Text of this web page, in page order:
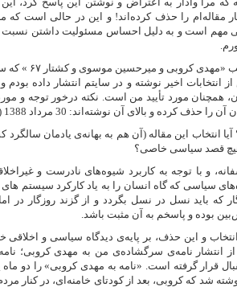
مقاله‌ام را حذف کرده‌اند! و این در حالی است که
مهم است و به دلیل احساس مسئولیت داشتن نسبت
«مهدی کروبی و میرحسین موسوی و کشتار ۶۷
انتخابات اخیر نوشته و در سایتم انتشار داده
را حذف کرده و بالای آن نوشته‌اند: 30 مرداد 1388 (یعنی تاریخ ثبت در سایت خودشان)!
قصد سیاسی خاصی؟
و با توجه به کاربرد شیوه‌های نادرست و
سیاسی که گاه انسان را به یاد کارکرد سیستم
که باید نسل در نسل بگردد و از گزند روزگار در
بوده و پاسخم به آن مثبت باشد.
انتخاب و این حذف، بر پایه‌ی دیدگاه سیاسی و
انتشار نامه‌‌ی سرگشاده‌ی من به مهدی کروبی؛
قرار گرفته است. «نامه به مهدی کروبی» را دو ماه
شد که کروبی، بعد از کودتای خامنه‌ای، در کنار